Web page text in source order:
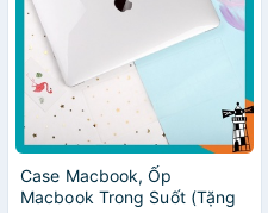
Case Macbook, Ốp
Macbook Trong Suốt (Tặng